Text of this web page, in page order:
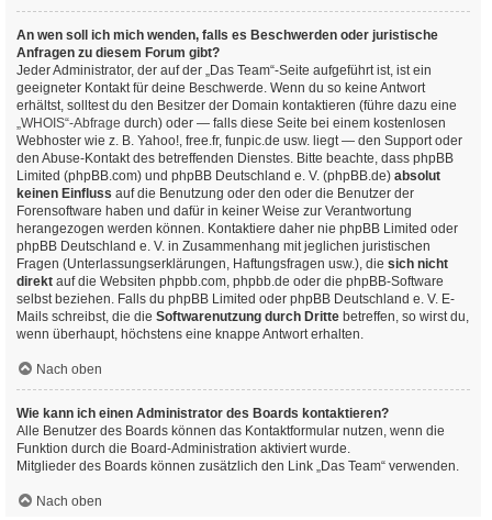
An wen soll ich mich wenden, falls es Beschwerden oder juristische
Anfragen zu diesem Forum gibt?
Jeder Administrator, der auf der „Das Team“-Seite aufgeführt ist, ist ein
geeigneter Kontakt für deine Beschwerde. Wenn du so keine Antwort
erhältst, solltest du den Besitzer der Domain kontaktieren (führe dazu eine
„WHOIS“-Abfrage durch) oder — falls diese Seite bei einem kostenlosen
Webhoster wie z. B. Yahoo!, free.fr, funpic.de usw. liegt — den Support oder
den Abuse-Kontakt des betreffenden Dienstes. Bitte beachte, dass phpBB
Limited (phpBB.com) und phpBB Deutschland e. V. (phpBB.de) absolut
keinen Einfluss auf die Benutzung oder den oder die Benutzer der
Forensoftware haben und dafür in keiner Weise zur Verantwortung
herangezogen werden können. Kontaktiere daher nie phpBB Limited oder
phpBB Deutschland e. V. in Zusammenhang mit jeglichen juristischen
Fragen (Unterlassungserklärungen, Haftungsfragen usw.), die sich nicht
direkt auf die Websiten phpbb.com, phpbb.de oder die phpBB-Software
selbst beziehen. Falls du phpBB Limited oder phpBB Deutschland e. V. E-
Mails schreibst, die die Softwarenutzung durch Dritte betreffen, so wirst du,
wenn überhaupt, höchstens eine knappe Antwort erhalten.
Nach oben
Wie kann ich einen Administrator des Boards kontaktieren?
Alle Benutzer des Boards können das Kontaktformular nutzen, wenn die
Funktion durch die Board-Administration aktiviert wurde.
Mitglieder des Boards können zusätzlich den Link „Das Team“ verwenden.
Nach oben